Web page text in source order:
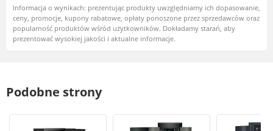
Informacja o wynikach: prezentując produkty uwzględniamy ich dopasowanie,
ceny, promocje, kupony rabatowe, opłaty ponoszone przez sprzedawców oraz
popularność produktów wśród użytkowników. Dokładamy starań, aby
prezentować wysokiej jakości i aktualne informacje.
Podobne strony